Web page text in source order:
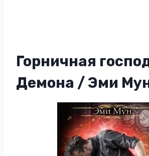
Горничная
Демона / Эми